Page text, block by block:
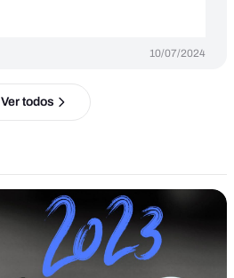
10/07/2024
Ver todos